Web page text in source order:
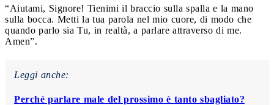
“Aiutami, Signore! Tienimi il braccio sulla spalla e la mano
sulla bocca. Metti la tua parola nel mio cuore, di modo che
quando parlo sia Tu, in realtà, a parlare attraverso di me.
Amen”.
Leggi anche:
Perché parlare male del prossimo è tanto sbagliato?